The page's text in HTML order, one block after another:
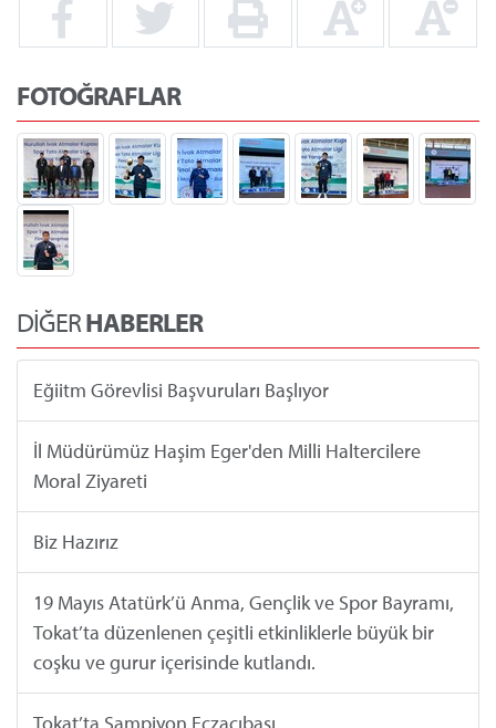
FOTOĞRAFLAR
DİĞERHABERLER
Eğiitm Görevlisi Başvuruları Başlıyor
İl Müdürümüz Haşim Eger'den Milli Haltercilere
Moral Ziyareti
Biz Hazırız
19 Mayıs Atatürk’ü Anma, Gençlik ve Spor Bayramı,
Tokat’ta düzenlenen çeşitli etkinliklerle büyük bir
coşku ve gurur içerisinde kutlandı.